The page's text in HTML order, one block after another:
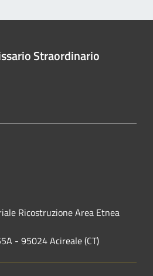
Straordinario
Ricostruzione Area Etnea
- 95024 Acireale (CT)